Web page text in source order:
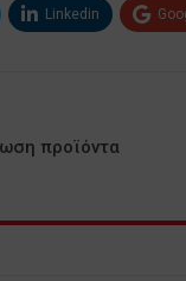
Linkedin
προϊόντα